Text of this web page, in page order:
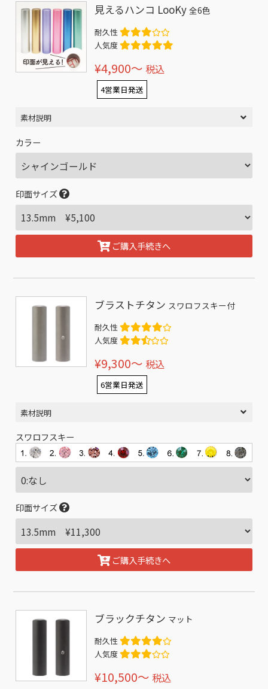
見えるハンコ LooKy全6色
耐久性
人気度
¥4,900〜 税込
4営業日発送
素材説明
カラー
印面サイズ
ご購入手続きへ
ブラストチタン スワロフスキー付
耐久性
人気度
¥9,300〜 税込
6営業日発送
素材説明
スワロフスキー
印面サイズ
ご購入手続きへ
ブラックチタン マット
耐久性
人気度
¥10,500〜 税込